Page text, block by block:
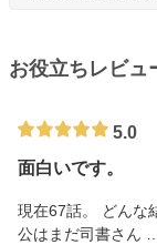
お役立ちレビュ
5.0
面白いです。
現在67話。 どんな
公はまだ司書さん